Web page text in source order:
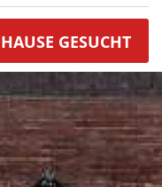
GESUCHT